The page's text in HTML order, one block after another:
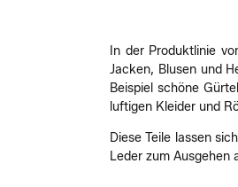
In der Produktlinie
Jacken, Blusen und
Beispiel schöne
luftigen Kleider und
Diese Teile lassen
Leder zum Ausgehen